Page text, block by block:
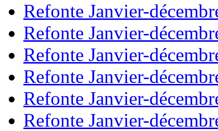
Refonte Janvier-
Refonte Janvier-
Refonte Janvier-
Refonte Janvier-
Refonte Janvier-
Refonte Janvier-